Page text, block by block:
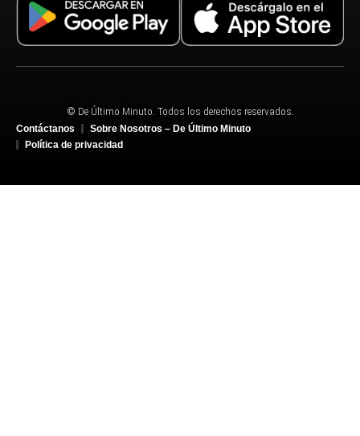
© De Último Minuto. Todos los derechos reservados.
Contáctanos
Sobre Nosotros – De Último Minuto
Política de privacidad